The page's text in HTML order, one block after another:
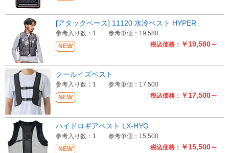
NEW 税込価格： ￥19,580～
[アタックベース] 11120 水冷ベスト HYPER
参考入り数：1 参考単価：19,580
NEW 税込価格： ￥17,500～
クールイズベスト
参考入り数：1 参考単価：17,500
NEW 税込価格： ￥15,500～
ハイドロギアベスト LX-HYG
参考入り数：1 参考単価：15,500